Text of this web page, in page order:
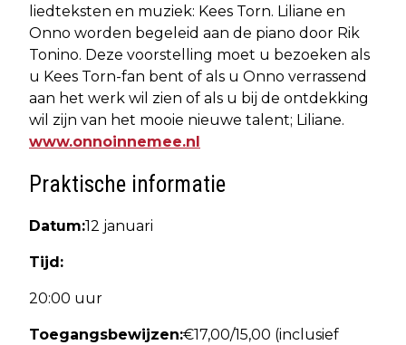
liedteksten en muziek: Kees Torn. Liliane en
Onno worden begeleid aan de piano door Rik
Tonino. Deze voorstelling moet u bezoeken als
u Kees Torn-fan bent of als u Onno verrassend
aan het werk wil zien of als u bij de ontdekking
wil zijn van het mooie nieuwe talent; Liliane.
www.onnoinnemee.nl
Praktische informatie
Datum:12 januari
Tijd:
20:00 uur
Toegangsbewijzen:€17,00/15,00 (inclusief